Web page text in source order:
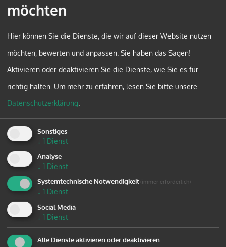
oder NPOs im Fundraising und Sponsoring
beraten und unterstützen. Durch seine tägliche
Arbeit stärkt der Fundraising Verband
Austria die Zivilgesellschaft,
professionalisiert den gemeinnützigen Sektor
und schafft eine Kultur des Gebens.
KEBÖ: Konferenz der Erwachsenenbildung
Die Konferenz der Erwachsenenbildung
Österreichs ist ein unabhängiges Forum von
Österreichischen
Erwachsenenbildungsverbänden, die laut
Erwachsenenbildungs-Förderungsgesetz 1973
anerkannt sind.
möchten
Hier können Sie die Dienste, die wir auf dieser Website nutzen
möchten, bewerten und anpassen. Sie haben das Sagen!
Aktivieren oder deaktivieren Sie die Dienste, wie Sie es für
richtig halten. Um mehr zu erfahren, lesen Sie bitte unsere
Datenschutzerklärung
Sonstiges
↓ 1 Dienst
Analyse
↓ 1 Dienst
Systemtechnische Notwendigkeit (immer erforderlich)
↓ 1 Dienst
Social Media
↓ 1 Dienst
Alle Dienste aktivieren oder deaktivieren